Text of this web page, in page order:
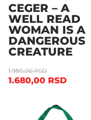
CEGER – A
WELL READ
WOMAN IS A
DANGEROUS
CREATURE
1.980,00RSD
1.680,00 RSD